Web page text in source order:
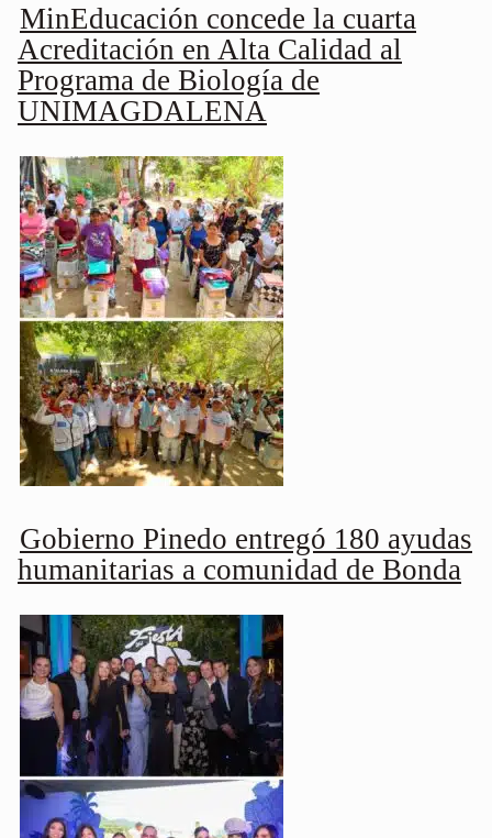
MinEducación concede la cuarta
Acreditación en Alta Calidad al
Programa de Biología de
UNIMAGDALENA
Gobierno Pinedo entregó 180 ayudas
humanitarias a comunidad de Bonda